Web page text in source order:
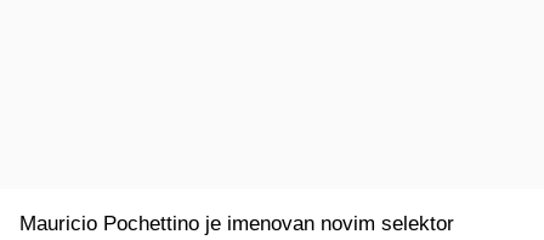
Mauricio Pochettino je imenovan novim selektor